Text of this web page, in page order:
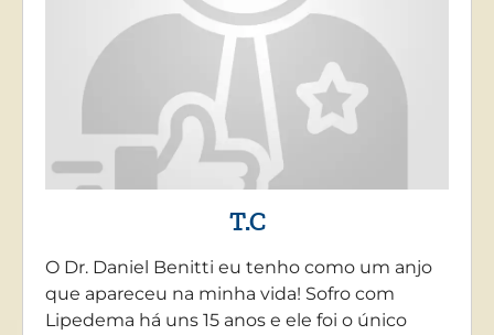
T.C
O Dr. Daniel Benitti eu tenho como um anjo
que apareceu na minha vida! Sofro com
Lipedema há uns 15 anos e ele foi o único